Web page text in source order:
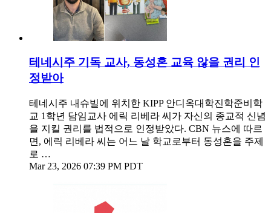
테네시주 기독 교사, 동성혼 교육 않을 권리 인
정받아
테네시주 내슈빌에 위치한 KIPP 안디옥대학진학준비학
교 1학년 담임교사 에릭 리베라 씨가 자신의 종교적 신념
을 지킬 권리를 법적으로 인정받았다. CBN 뉴스에 따르
면, 에릭 리베라 씨는 어느 날 학교로부터 동성혼을 주제
로 …
Mar 23, 2026 07:39 PM PDT